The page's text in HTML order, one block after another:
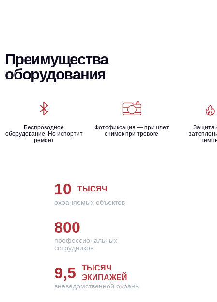
Преимущества
оборудования
Беспроводное
оборудование. Не испортит
ремонт
Фотофиксация — пришлет
снимок при тревоге
Защита
10 ТЫСЯЧ
охраняемых объектов
800
профессиональных
сотрудников
9,5
ТЫСЯЧ
ЭКИПАЖЕЙ
вневедомственной охраны